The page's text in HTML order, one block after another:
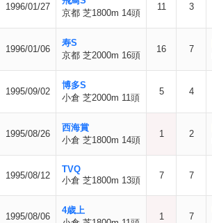
1996/01/27
京都 芝1800m 14頭
11 3
1996/01/06
寿S
京都 芝2000m 16頭
16 7
1995/09/02
博多S
小倉 芝2000m 11頭
5 4
1995/08/26
西海賞
小倉 芝1800m 14頭
1 2
1995/08/12
TVQ
小倉 芝1800m 13頭
7 7
1995/08/06
4歳上
1 7